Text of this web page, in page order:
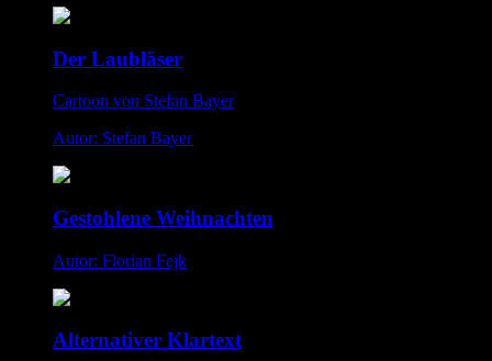
Der Laubläser
Cartoon von Stefan Bayer
Autor: Stefan Bayer
Gestohlene Weihnachten
Autor: Florian Fejk
Alternativer Klartext